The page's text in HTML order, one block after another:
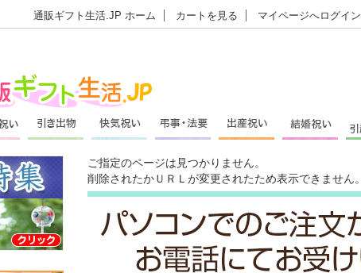
通販ギフト生活.JP ホーム カートを見る マイページへログイン
ご指定のページは見つかりません。
削除されたかＵＲＬが変更されたため表示できません。